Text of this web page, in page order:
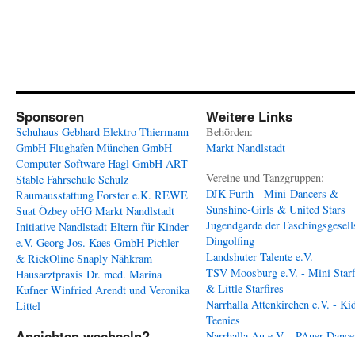
Sponsoren
Schuhaus Gebhard Elektro Thiermann
GmbH Flughafen München GmbH
Computer-Software Hagl GmbH ART
Stable Fahrschule Schulz
Raumausstattung Forster e.K. REWE
Suat Özbey oHG Markt Nandlstadt
Initiative Nandlstadt Eltern für Kinder
e.V. Georg Jos. Kaes GmbH Pichler
& RickOline Snaply Nähkram
Hausarztpraxis Dr. med. Marina
Kufner Winfried Arendt und Veronika
Littel
Weitere Links
Behörden:
Markt Nandlstadt
Vereine und Tanzgruppen:
DJK Furth - Mini-Dancers &
Sunshine-Girls & United Stars
Jugendgarde der
Dingolfing
Landshuter Talente e.V.
TSV Moosburg e.V. - Mini
& Little Starfires
Narrhalla Attenkirchen e.V. -
Teenies